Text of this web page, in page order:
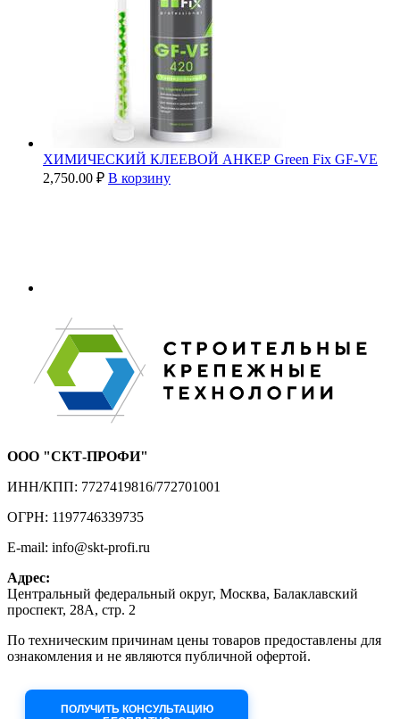
ХИМИЧЕСКИЙ КЛЕЕВОЙ АНКЕР Green Fix GF-VE
2,750.00 ₽ В корзину
ООО "СКТ-ПРОФИ"
ИНН/КПП: 7727419816/772701001
ОГРН: 1197746339735
E-mail: info@skt-profi.ru
Адрес:
Центральный федеральный округ, Москва, Балаклавский
проспект, 28А, стр. 2
По техническим причинам цены товаров предоставлены для
ознакомления и не являются публичной офертой.
ПОЛУЧИТЬ КОНСУЛЬТАЦИЮ